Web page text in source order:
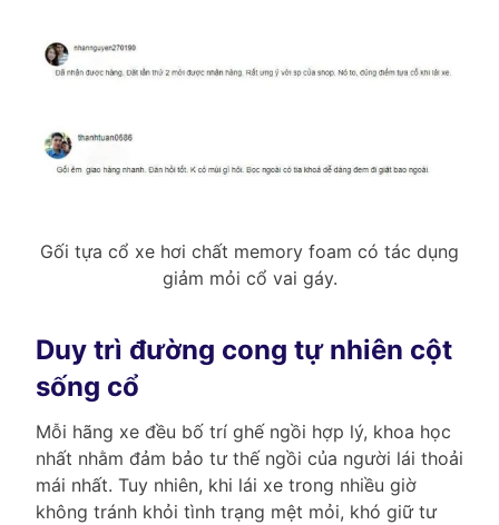
Gối tựa cổ xe hơi chất memory foam có tác dụng
giảm mỏi cổ vai gáy.
Duy trì đường cong tự nhiên cột
sống cổ
Mỗi hãng xe đều bố trí ghế ngồi hợp lý, khoa học
nhất nhằm đảm bảo tư thế ngồi của người lái thoải
mái nhất. Tuy nhiên, khi lái xe trong nhiều giờ
không tránh khỏi tình trạng mệt mỏi, khó giữ tư